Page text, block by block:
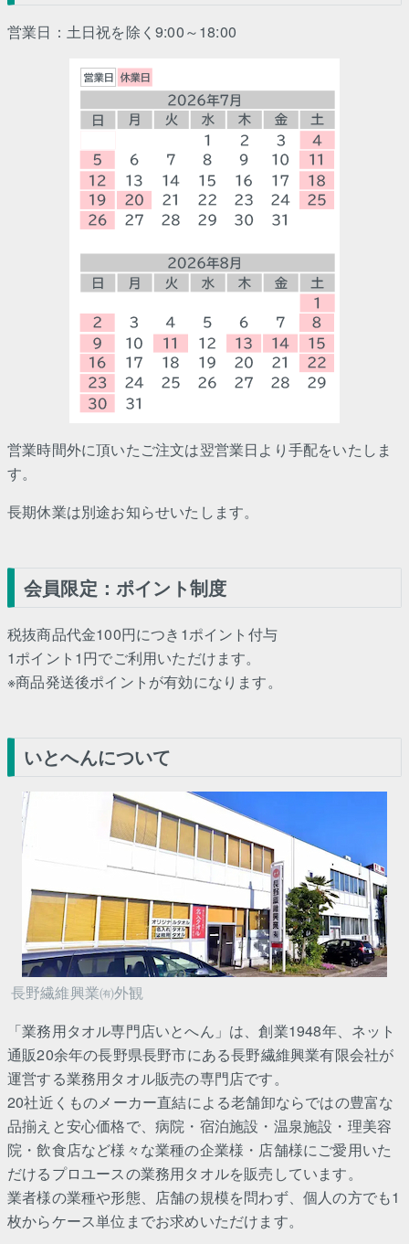
営業日：土日祝を除く9:00～18:00
営業時間外に頂いたご注文は翌営業日より手配をいたしま
す。
長期休業は別途お知らせいたします。
会員限定：ポイント制度
税抜商品代金100円につき1ポイント付与
1ポイント1円でご利用いただけます。
※商品発送後ポイントが有効になります。
いとへんについて
長野繊維興業㈲外観
「業務用タオル専門店いとへん」は、創業1948年、ネット
通販20余年の長野県長野市にある長野繊維興業有限会社が
運営する業務用タオル販売の専門店です。
20社近くものメーカー直結による老舗卸ならではの豊富な
品揃えと安心価格で、病院・宿泊施設・温泉施設・理美容
院・飲食店など様々な業種の企業様・店舗様にご愛用いた
だけるプロユースの業務用タオルを販売しています。
業者様の業種や形態、店舗の規模を問わず、個人の方でも1
枚からケース単位までお求めいただけます。